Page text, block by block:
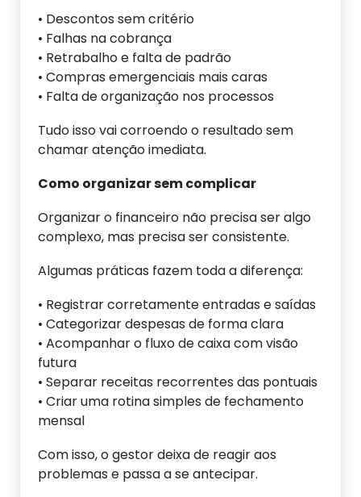
• Descontos sem critério
• Falhas na cobrança
• Retrabalho e falta de padrão
• Compras emergenciais mais caras
• Falta de organização nos processos
Tudo isso vai corroendo o resultado sem
chamar atenção imediata.
Como organizar sem complicar
Organizar o financeiro não precisa ser algo
complexo, mas precisa ser consistente.
Algumas práticas fazem toda a diferença:
• Registrar corretamente entradas e saídas
• Categorizar despesas de forma clara
• Acompanhar o fluxo de caixa com visão
futura
• Separar receitas recorrentes das pontuais
• Criar uma rotina simples de fechamento
mensal
Com isso, o gestor deixa de reagir aos
problemas e passa a se antecipar.